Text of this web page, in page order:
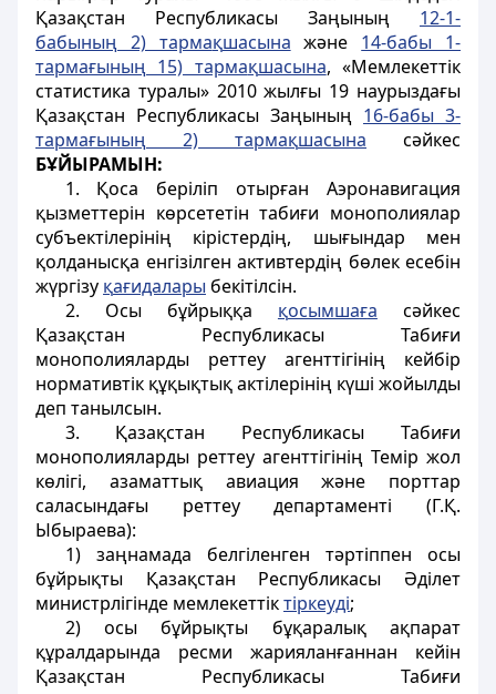
Қазақстан Республикасы Заңының 12-1-
бабының 2) тармақшасына және 14-бабы 1-
тармағының 15) тармақшасына, «Мемлекеттік
статистика туралы» 2010 жылғы 19 наурыздағы
Қазақстан Республикасы Заңының 16-бабы 3-
тармағының 2) тармақшасына сәйкес
БҰЙЫРАМЫН:
1. Қоса беріліп отырған Аэронавигация
қызметтерін көрсететін табиғи монополиялар
субъектілерінің кірістердің, шығындар мен
қолданысқа енгізілген активтердің бөлек есебін
жүргізу қағидалары бекітілсін.
2. Осы бұйрыққа қосымшаға сәйкес
Қазақстан Республикасы Табиғи
монополияларды реттеу агенттігінің кейбір
нормативтік құқықтық актілерінің күші жойылды
деп танылсын.
3. Қазақстан Республикасы Табиғи
монополияларды реттеу агенттігінің Темір жол
көлігі, азаматтық авиация және порттар
саласындағы реттеу департаменті (Г.Қ.
Ыбыраева):
1) заңнамада белгіленген тәртіппен осы
бұйрықты Қазақстан Республикасы Әділет
министрлігінде мемлекеттіктіркеуді;
2) осы бұйрықты бұқаралық ақпарат
құралдарында ресми жарияланғаннан кейін
Қазақстан Республикасы Табиғи